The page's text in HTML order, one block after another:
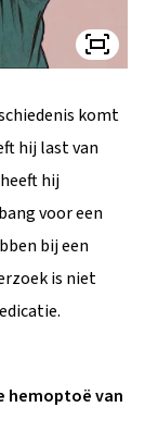
komt
hij last van
hij
voor een
bij een
is niet
hemoptoë van